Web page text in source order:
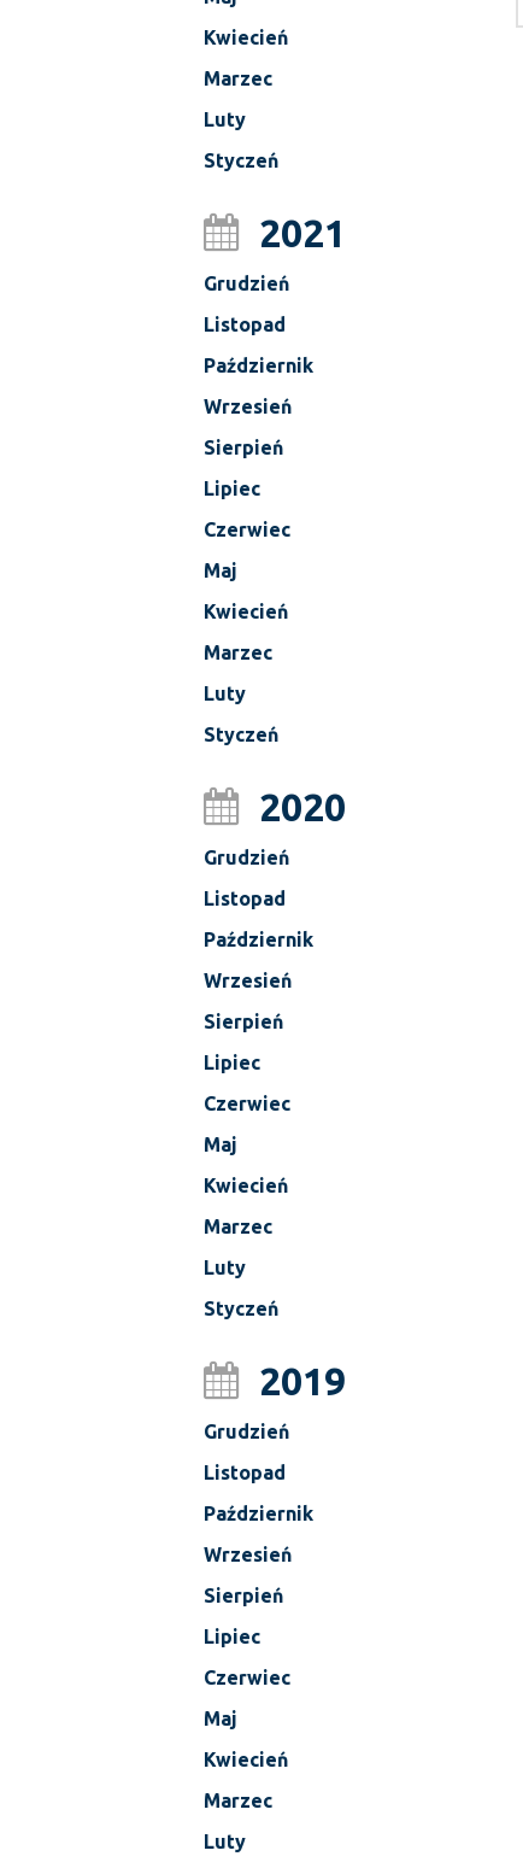
Kwiecień
Marzec
Luty
Styczeń
2021
Grudzień
Listopad
Październik
Wrzesień
Sierpień
Lipiec
Czerwiec
Maj
Kwiecień
Marzec
Luty
Styczeń
2020
Grudzień
Listopad
Październik
Wrzesień
Sierpień
Lipiec
Czerwiec
Maj
Kwiecień
Marzec
Luty
Styczeń
2019
Grudzień
Listopad
Październik
Wrzesień
Sierpień
Lipiec
Czerwiec
Maj
Kwiecień
Marzec
Luty